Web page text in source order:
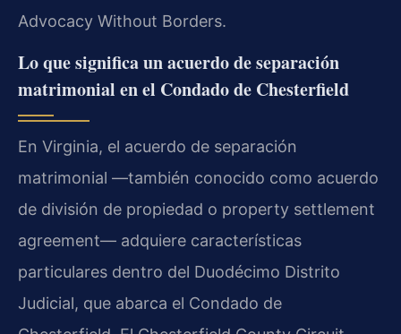
Advocacy Without Borders.
Lo que significa un acuerdo de separación
matrimonial en el Condado de Chesterfield
En Virginia, el acuerdo de separación
matrimonial —también conocido como acuerdo
de división de propiedad o property settlement
agreement— adquiere características
particulares dentro del Duodécimo Distrito
Judicial, que abarca el Condado de